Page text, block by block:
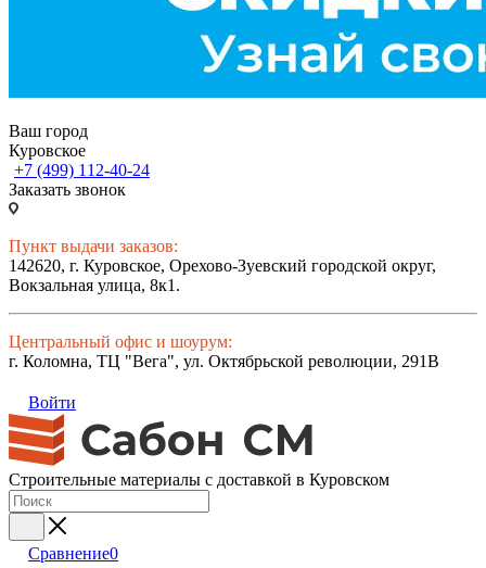
Ваш город
Куровское
+7 (499) 112-40-24
Заказать звонок
Пункт выдачи заказов:
142620, г. Куровское, Орехово-Зуевский городской округ,
Вокзальная улица, 8к1.
Центральный офис и шоурум:
г. Коломна, ТЦ "Вега", ул. Октябрьской революции, 291В
Войти
Строительные материалы с доставкой в Куровском
Сравнение0